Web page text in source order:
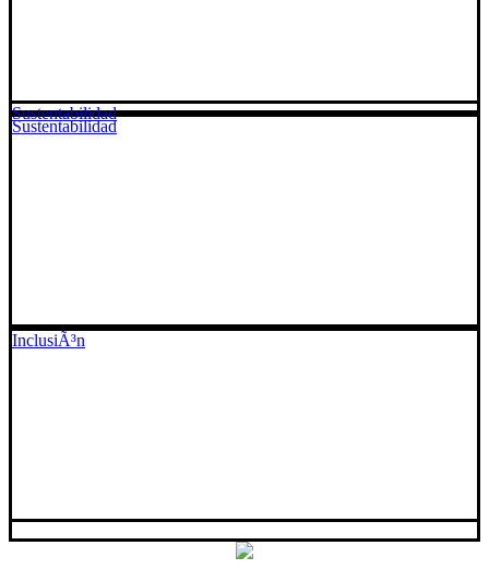
Sustentabilidad
InclusiÃ³n
Sustentabilidad